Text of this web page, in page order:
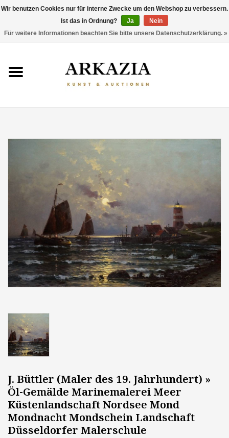
AKTUELLER KATALOG
ENTDECKEN
J. Büttler (Maler des 19. Jahrhundert) »
Öl-Gemälde Marinemalerei Meer
Küstenlandschaft Nordsee Mond
Mondnacht Mondschein Landschaft
Düsseldorfer Malerschule
Wir benutzen Cookies nur für interne Zwecke um den Webshop zu verbessern.
Ist das in Ordnung?
Ja
Nein
Für weitere Informationen beachten Sie bitte unsere Datenschutzerklärung. »